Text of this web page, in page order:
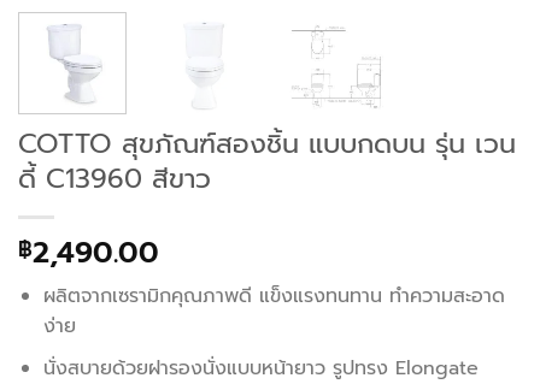
COTTO สุขภัณฑ์สองชิ้น แบบกดบน รุ่น เวน
ดี้ C13960 สีขาว
฿2,490.00
ผลิตจากเซรามิกคุณภาพดี แข็งแรงทนทาน ทำความสะอาด
ง่าย
นั่งสบายด้วยฝารองนั่งแบบหน้ายาว รูปทรง Elongate